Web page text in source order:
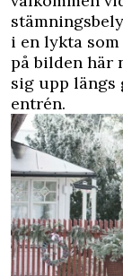
i en lykta
på bilden här
sig upp
entrén.